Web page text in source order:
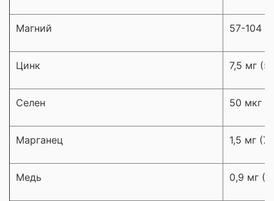
Магний 57-104
Цинк 7,5 мг
Селен 50 мкг
Марганец 1,5 мг
Медь 0,9 мг